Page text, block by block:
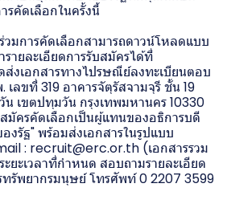
รคัดเลือกในครั้งนี้
วมการคัดเลือกสามารถดาวน์โหลดแบบ
ายละเอียดการรับสมัครได้ที่
งเอกสารทางไปรษณีย์ลงทะเบียนตอบ
ลขที่ 319 อาคารจัตุรัสจามจุรี ชั้น 19
เขตปทุมวัน กรุงเทพมหานคร 10330
มัครคัดเลือกเป็นผู้แทนของอธิการบดี
รัฐ" พร้อมส่งเอกสารในรูปแบบ
: recruit@erc.or.th (เอกสารรวม
ยะเวลาที่กำหนด สอบถามรายละเอียด
ทรัพยากรมนุษย์ โทรศัพท์ 0 2207 3599